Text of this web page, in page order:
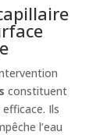
constituent
efficace. Ils
l’eau